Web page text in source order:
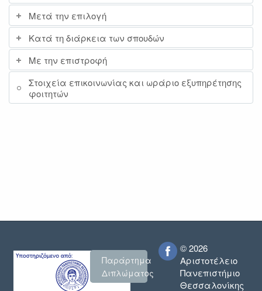
Μετά την επιλογή
Κατά τη διάρκεια των σπουδών
Με την επιστροφή
Στοιχεία επικοινωνίας και ωράριο εξυπηρέτησης
φοιτητών
Παράρτημα
Διπλώματος
© 2026
Αριστοτέλειο
Πανεπιστήμιο
Θεσσαλονίκης